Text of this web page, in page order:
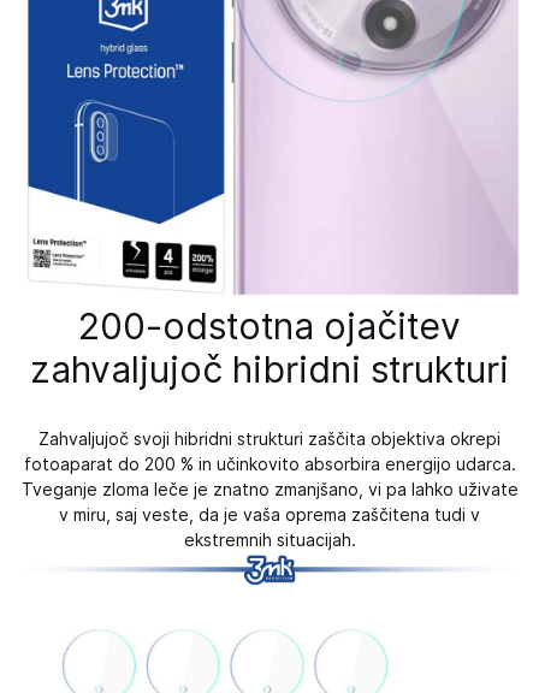
200-odstotna ojačitev
zahvaljujoč hibridni strukturi
Zahvaljujoč svoji hibridni strukturi zaščita objektiva okrepi
fotoaparat do 200 % in učinkovito absorbira energijo udarca.
Tveganje zloma leče je znatno zmanjšano, vi pa lahko uživate
v miru, saj veste, da je vaša oprema zaščitena tudi v
ekstremnih situacijah.